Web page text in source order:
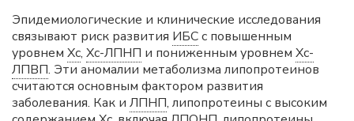
Эпидемиологические и клинические исследования
связывают риск развития ИБСс повышенным
уровнем Хс, Хс-ЛПНП и пониженным уровнем Хс-
ЛПВП. Эти аномалии метаболизма липопротеинов
считаются основным фактором развития
заболевания. Как и ЛПНП, липопротеины с высоким